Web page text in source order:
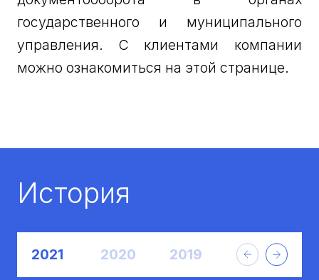
государственного и муниципального
управления. С клиентами компании
можно ознакомиться на этой странице.
История
2021 2020 2019 2018